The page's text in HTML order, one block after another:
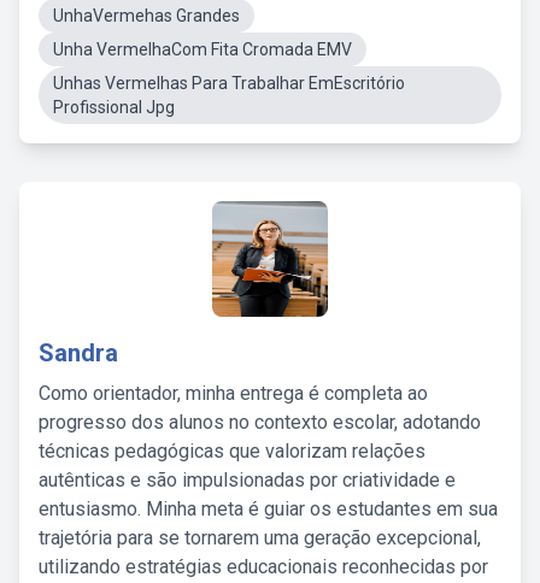
UnhaVermehas Grandes
Unha VermelhaCom Fita Cromada EMV
Unhas Vermelhas Para Trabalhar EmEscritório
Profissional Jpg
Sandra
Como orientador, minha entrega é completa ao
progresso dos alunos no contexto escolar, adotando
técnicas pedagógicas que valorizam relações
autênticas e são impulsionadas por criatividade e
entusiasmo. Minha meta é guiar os estudantes em sua
trajetória para se tornarem uma geração excepcional,
utilizando estratégias educacionais reconhecidas por